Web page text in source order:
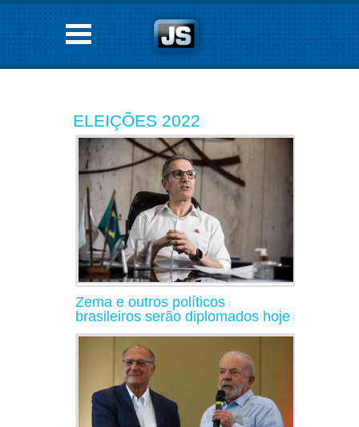
ELEIÇÕES 2022
Zema e outros políticos
brasileiros serão diplomados hoje